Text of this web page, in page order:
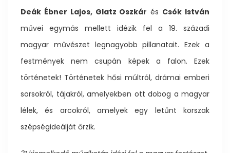
Deák Ébner Lajos, Glatz Oszkár és Csók István
művei egymás mellett idézik fel a 19. századi
magyar művészet legnagyobb pillanatait. Ezek a
festmények nem csupán képek a falon. Ezek
történetek! Történetek hősi múltról, drámai emberi
sorsokról, tájakról, amelyekben ott dobog a magyar
lélek, és arcokról, amelyek egy letűnt korszak
szépségideálját őrzik.